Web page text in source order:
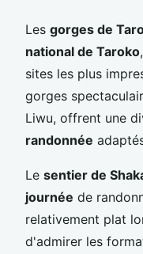
Les gorges de
national de Taroko
sites les plus
gorges
Liwu, offrent une
randonnée
Le sentier de
journée de
relativement plat
d'admirer les